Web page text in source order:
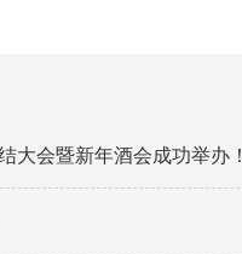
大会暨新年酒会成功举办！